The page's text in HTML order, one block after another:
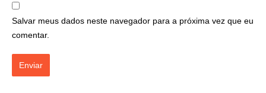
Salvar meus dados neste navegador para a próxima vez que eu
comentar.